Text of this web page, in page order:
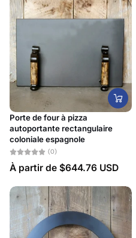
Porte de four à pizza
autoportante rectangulaire
coloniale espagnole
(0)
À partir de $644.76 USD